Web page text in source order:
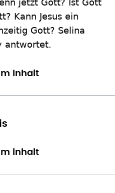
jetzt Gott? Ist Gott
Kann Jesus ein
Gott? Selina
antwortet.
Inhalt
Inhalt